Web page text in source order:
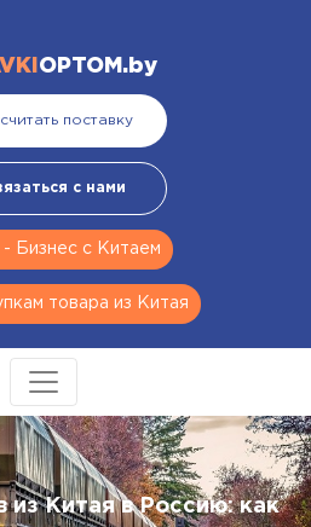
OPTOM.by
поставку
с нами
- Бизнес с Китаем
товара из Китая
из Китая в Россию: как